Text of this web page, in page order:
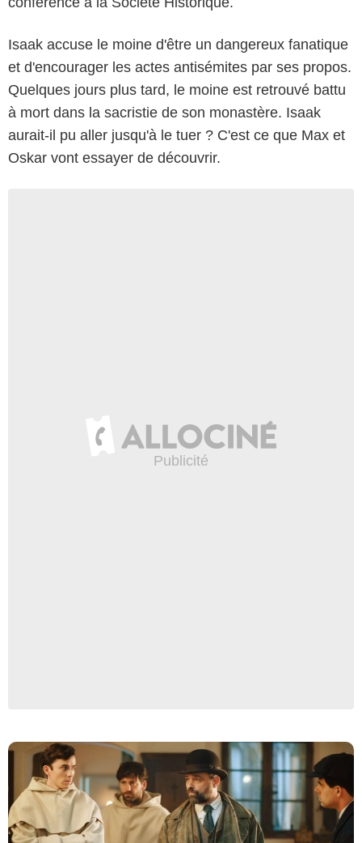
Isaak accuse le moine d'être un dangereux fanatique
et d'encourager les actes antisémites par ses propos.
Quelques jours plus tard, le moine est retrouvé battu
à mort dans la sacristie de son monastère. Isaak
aurait-il pu aller jusqu'à le tuer ? C'est ce que Max et
Oskar vont essayer de découvrir.